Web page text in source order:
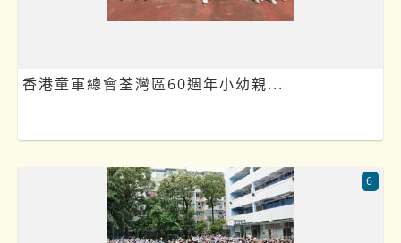
香港童軍總會荃灣區60週年小幼親...
6